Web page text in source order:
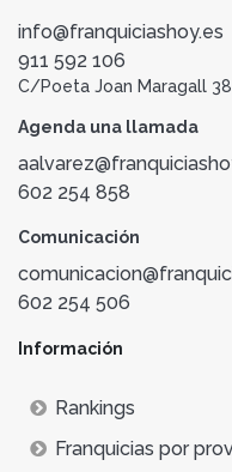
info@franquiciashoy.es
911 592 106
C/Poeta Joan Maragall
Agenda una llamada
602 254 858
Comunicación
602 254 506
Información
Rankings
Franquicias por